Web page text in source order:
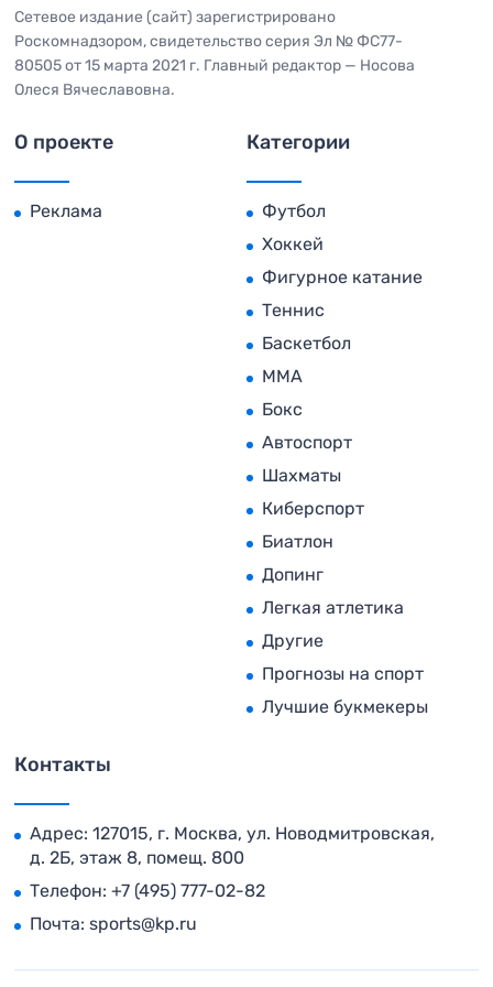
Сетевое издание (сайт) зарегистрировано
Роскомнадзором, свидетельство серия Эл № ФС77-
80505 от 15 марта 2021 г. Главный редактор — Носова
Олеся Вячеславовна.
О проекте
Реклама
Категории
Футбол
Хоккей
Фигурное катание
Теннис
Баскетбол
MMA
Бокс
Автоспорт
Шахматы
Киберспорт
Биатлон
Допинг
Легкая атлетика
Другие
Прогнозы на спорт
Лучшие букмекеры
Контакты
Адрес: 127015, г. Москва, ул. Новодмитровская,
д. 2Б, этаж 8, помещ. 800
Телефон: +7 (495) 777-02-82
Почта: sports@kp.ru